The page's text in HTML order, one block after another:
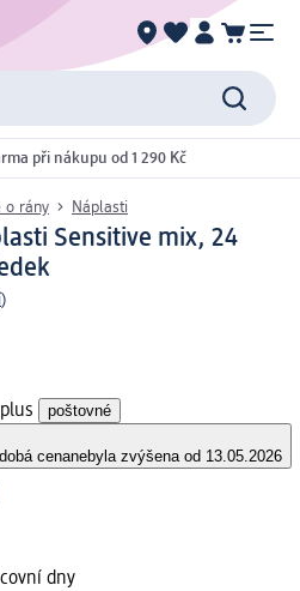
při nákupu od 1 290 Kč
o rány Náplasti
Sensitive mix, 24
)
poštovné
cenanebyla zvýšena od 13.05.2026
dny